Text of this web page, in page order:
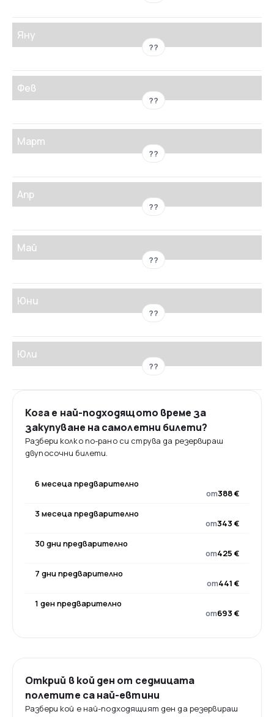
Яну
??
Фев
??
Март
??
Апр
??
Май
??
Юни
??
Юли
??
Кога е най-подходящото време за
закупуване на самолетни билети?
Разбери колко по-рано си струва да резервираш
двупосочни билети.
6 месеца предварително
от388 €
3 месеца предварително
от343 €
30 дни предварително
от425 €
7 дни предварително
от441 €
1 ден предварително
от693 €
Открий в кой ден от седмицата
полетите са най-евтини
Разбери кой е най-подходящият ден да резервираш